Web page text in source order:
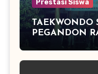
Prestasi Siswa
TAEKWONDO
PEGANDON
PERAK DI